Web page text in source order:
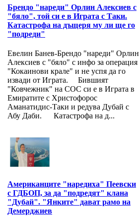
Брендо "нареди" Орлин Алексиев с
"бяло", той си е в Играта с Таки.
Катастрофа на дъщеря му ли ще го
"подреди"
Евелин Банев-Брендо "нареди" Орлин
Алексиев с "бяло" с инфо за операция
"Кокаинови крале" и не успя да го
извади от Играта. Бившият
"Ковчежник" на СОС си е в Играта в
Емиратите с Христофорос
Аманатидис-Таки и редува Дубай с
Абу Даби. Катастрофа на д...
Американците "наредиха" Пеевски
с ГДБОП, за да "подредят" клана
"Дубай". "Янките" дават рамо на
Демерджиев